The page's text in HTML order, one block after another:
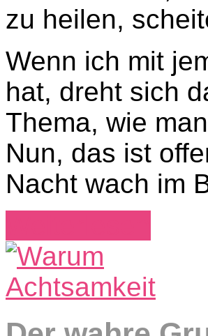
zu heilen,
Wenn ich mit
hat, dreht sich
Thema, wie
Nun, das ist
Nacht wach im